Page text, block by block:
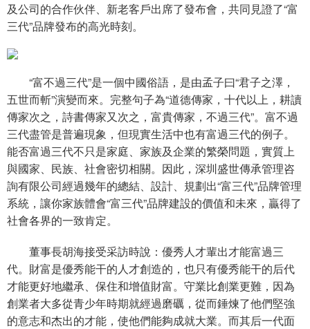
及公司的合作伙伴、新老客戶出席了發布會，共同見證了“富
三代”品牌發布的高光時刻。
“富不過三代”是一個中國俗語，是由孟子曰“君子之澤，
五世而斬”演變而來。完整句子為“道德傳家，十代以上，耕讀
傳家次之，詩書傳家又次之，富貴傳家，不過三代”。富不過
三代盡管是普遍現象，但現實生活中也有富過三代的例子。
能否富過三代不只是家庭、家族及企業的繁榮問題，實質上
與國家、民族、社會密切相關。因此，深圳盛世傳承管理咨
詢有限公司經過幾年的總結、設計、規劃出“富三代”品牌管理
系統，讓你家族體會“富三代”品牌建設的價值和未來，贏得了
社會各界的一致肯定。
董事長胡海接受采訪時說：優秀人才輩出才能富過三
代。財富是優秀能干的人才創造的，也只有優秀能干的后代
才能更好地繼承、保住和增值財富。守業比創業更難，因為
創業者大多從青少年時期就經過磨礪，從而錘煉了他們堅強
的意志和杰出的才能，使他們能夠成就大業。而其后一代面